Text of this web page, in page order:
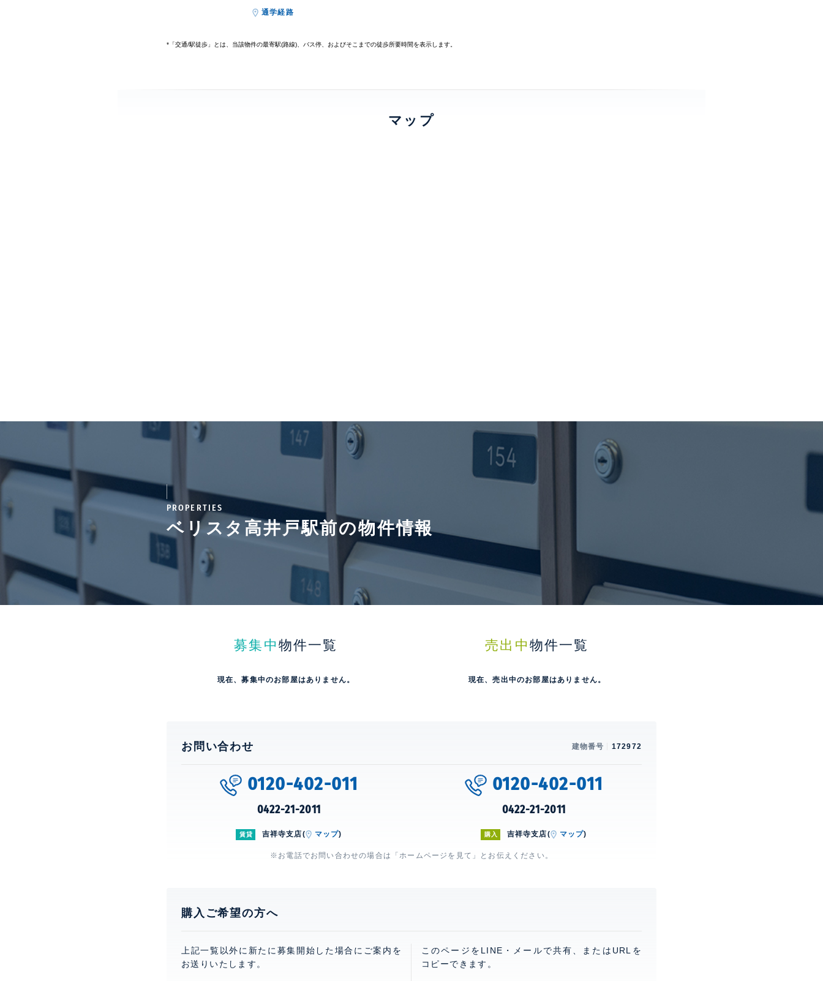
通学経路
*「交通/駅徒歩」とは、当該物件の最寄駅(路線)、バス停、およびそこまでの徒歩所要時間を表示します。
マップ
PROPERTIES
ベリスタ高井戸駅前の物件情報
募集中 物件一覧
現在、募集中のお部屋はありません。
売出中 物件一覧
現在、売出中のお部屋はありません。
お問い合わせ 建物番号 172972
0120-402-011
0422-21-2011
賃貸 吉祥寺支店( マップ)
0120-402-011
0422-21-2011
購入 吉祥寺支店( マップ)
※お電話でお問い合わせの場合は「ホームページを見て」とお伝えください。
購入ご希望の方へ
上記一覧以外に新たに募集開始した場合にご案内を
お送りいたします。
このページをLINE・メールで共有、またはURLを
コピーできます。